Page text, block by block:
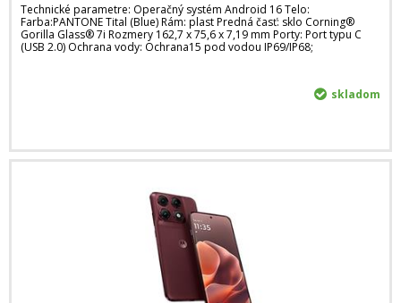
Technické parametre: Operačný systém Android 16 Telo:
Farba:PANTONE Tital (Blue) Rám: plast Predná časť: sklo Corning®
Gorilla Glass® 7i Rozmery 162,7 x 75,6 x 7,19 mm Porty: Port typu C
(USB 2.0) Ochrana vody: Ochrana15 pod vodou IP69/IP68;
skladom